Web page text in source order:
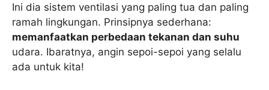
Ini dia sistem ventilasi yang paling tua dan paling
ramah lingkungan. Prinsipnya sederhana:
memanfaatkan perbedaan tekanan dan suhu
udara. Ibaratnya, angin sepoi-sepoi yang selalu
ada untuk kita!